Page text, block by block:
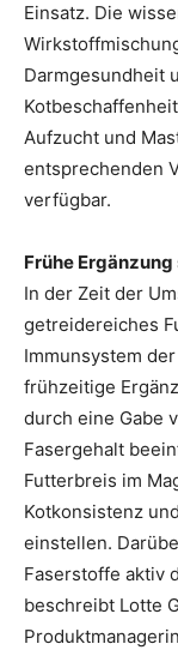
Einsatz. Die
Darmgesundheit
Aufzucht und
entsprechenden
verfügbar.
Frühe
In der Zeit der
getreidereiches
Immunsystem
frühzeitige
durch eine Gabe
Fasergehalt
Futterbreis im
Kotkonsistenz
einstellen.
Faserstoffe aktiv
beschreibt Lotte